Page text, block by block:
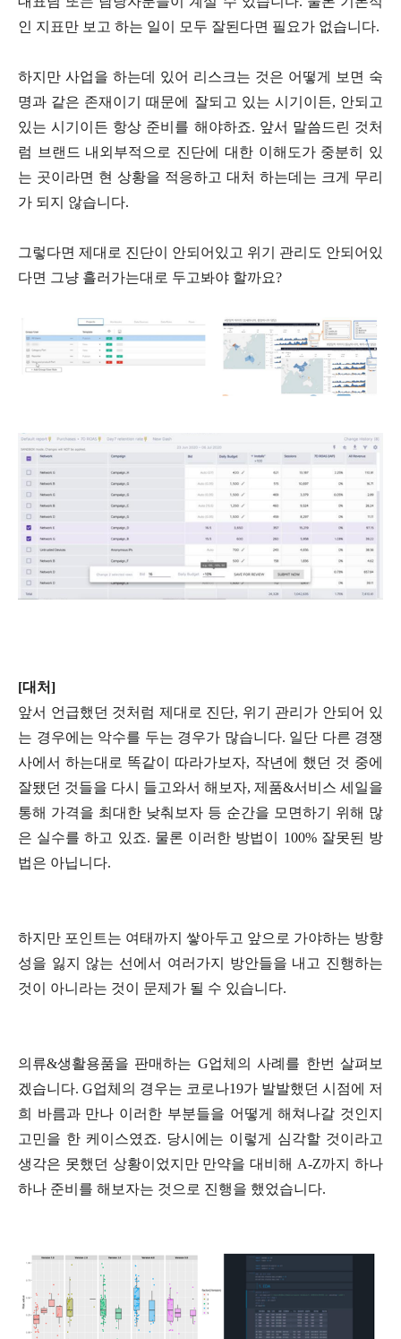
인 지표만 보고 하는 일이 모두 잘된다면 필요가 없습니다.
하지만 사업을 하는데 있어 리스크는 것은 어떻게 보면 숙
명과 같은 존재이기 때문에 잘되고 있는 시기이든, 안되고
있는 시기이든 항상 준비를 해야하죠. 앞서 말씀드린 것처
럼 브랜드 내외부적으로 진단에 대한 이해도가 중분히 있
는 곳이라면 현 상황을 적응하고 대처 하는데는 크게 무리
가 되지 않습니다.
그렇다면 제대로 진단이 안되어있고 위기 관리도 안되어있
다면 그냥 흘러가는대로 두고봐야 할까요?
[대처]
앞서 언급했던 것처럼 제대로 진단, 위기 관리가 안되어 있
는 경우에는 악수를 두는 경우가 많습니다. 일단 다른 경쟁
사에서 하는대로 똑같이 따라가보자, 작년에 했던 것 중에
잘됐던 것들을 다시 들고와서 해보자, 제품&서비스 세일을
통해 가격을 최대한 낮춰보자 등 순간을 모면하기 위해 많
은 실수를 하고 있죠. 물론 이러한 방법이 100% 잘못된 방
법은 아닙니다.
하지만 포인트는 여태까지 쌓아두고 앞으로 가야하는 방향
성을 잃지 않는 선에서 여러가지 방안들을 내고 진행하는
것이 아니라는 것이 문제가 될 수 있습니다.
의류&생활용품을 판매하는 G업체의 사례를 한번 살펴보
겠습니다. G업체의 경우는 코로나19가 발발했던 시점에 저
희 바름과 만나 이러한 부분들을 어떻게 해쳐나갈 것인지
고민을 한 케이스였죠. 당시에는 이렇게 심각할 것이라고
생각은 못했던 상황이었지만 만약을 대비해 A-Z까지 하나
하나 준비를 해보자는 것으로 진행을 했었습니다.